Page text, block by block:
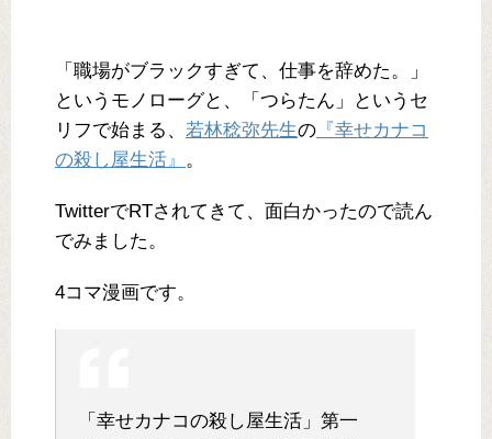
「職場がブラックすぎて、仕事を辞めた。」
というモノローグと、「つらたん」というセ
リフで始まる、 若林稔弥先生の 『幸せカナコ
の殺し屋生活』 。
TwitterでRTされてきて、面白かったので読ん
でみました。
4コマ漫画です。
「幸せカナコの殺し屋生活」第一